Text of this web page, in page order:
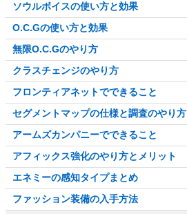
ソウルボイスの使い方と効果
O.C.Gの使い方と効果
無限O.C.Gのやり方
クラスチェンジのやり方
フロンティアネットでできること
セグメントマップの仕様と調査のやり方
アームズカンパニーでできること
アフィックス強化のやり方とメリット
エネミーの感知タイプまとめ
ファッション装備の入手方法